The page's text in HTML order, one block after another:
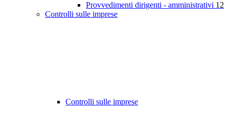
Provvedimenti dirigenti - amministrativi 12
Controlli sulle imprese
Controlli sulle imprese